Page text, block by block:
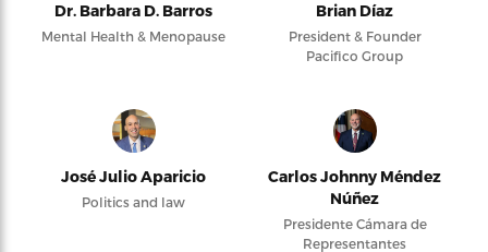
Dr. Barbara D. Barros
Mental Health & Menopause
Brian Díaz
President & Founder
Pacifico Group
José Julio Aparicio
Politics and law
Carlos Johnny Méndez
Núñez
Presidente Cámara de
Representantes